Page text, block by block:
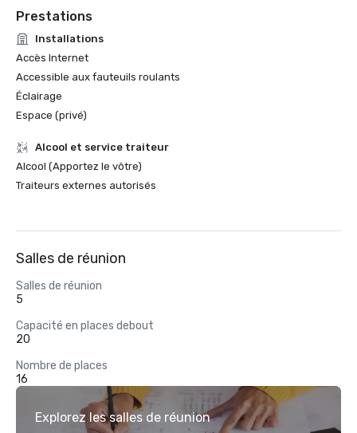
Prestations
Installations
Accès Internet
Accessible aux fauteuils roulants
Éclairage
Espace (privé)
Alcool et service traiteur
Alcool (Apportez le vôtre)
Traiteurs externes autorisés
Salles de réunion
Salles de réunion
5
Capacité en places debout
20
Nombre de places
16
Explorez les salles de réunion